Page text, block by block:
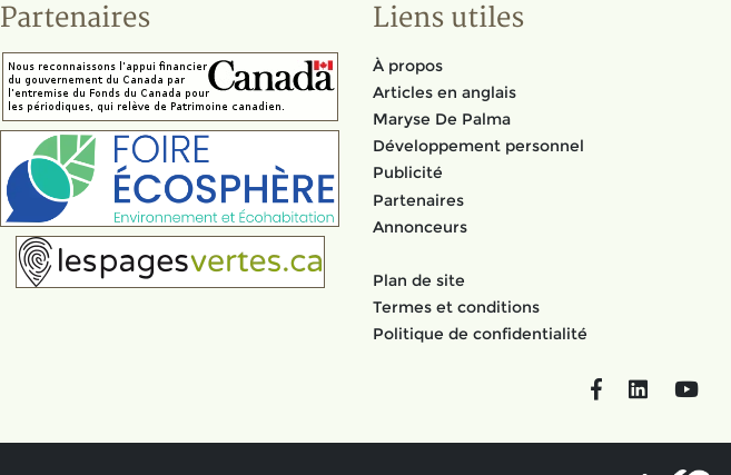
Partenaires Liens utiles
À propos
Articles en anglais
Maryse De Palma
Développement personnel
Publicité
Partenaires
Annonceurs
Plan de site
Termes et conditions
Politique de confidentialité
FacebookLinkedIn